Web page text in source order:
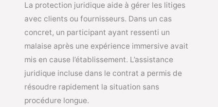
La protection juridique aide à gérer les litiges
avec clients ou fournisseurs. Dans un cas
concret, un participant ayant ressenti un
malaise après une expérience immersive avait
mis en cause l’établissement. L’assistance
juridique incluse dans le contrat a permis de
résoudre rapidement la situation sans
procédure longue.